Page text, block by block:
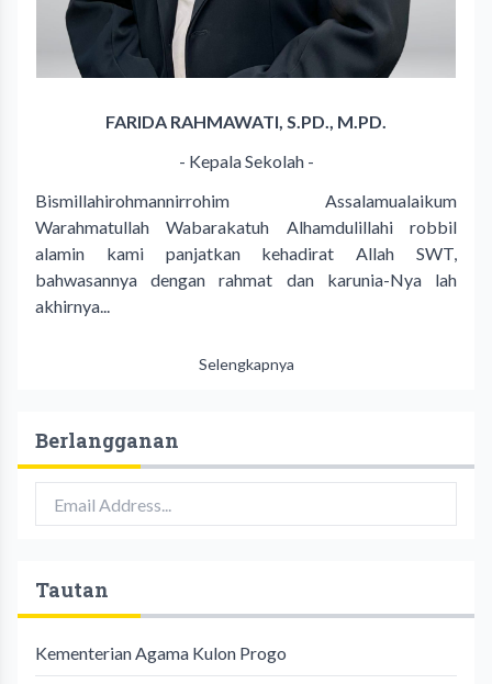
FARIDA RAHMAWATI, S.PD., M.PD.
- Kepala Sekolah -
Bismillahirohmannirrohim Assalamualaikum
Warahmatullah Wabarakatuh Alhamdulillahi robbil
alamin kami panjatkan kehadirat Allah SWT,
bahwasannya dengan rahmat dan karunia-Nya lah
akhirnya...
Selengkapnya
Berlangganan
Tautan
Kementerian Agama Kulon Progo